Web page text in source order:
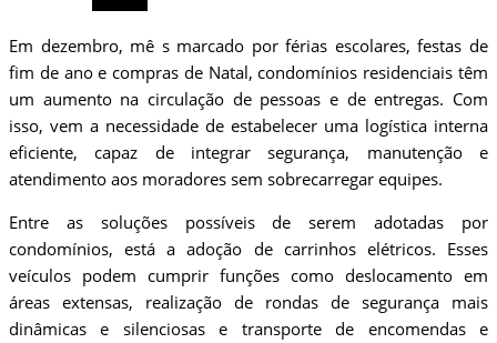
Em dezembro, mê s marcado por férias escolares, festas de
fim de ano e compras de Natal, condomínios residenciais têm
um aumento na circulação de pessoas e de entregas. Com
isso, vem a necessidade de estabelecer uma logística interna
eficiente, capaz de integrar segurança, manutenção e
atendimento aos moradores sem sobrecarregar equipes.
Entre as soluções possíveis de serem adotadas por
condomínios, está a adoção de carrinhos elétricos. Esses
veículos podem cumprir funções como deslocamento em
áreas extensas, realização de rondas de segurança mais
dinâmicas e silenciosas e transporte de encomendas e